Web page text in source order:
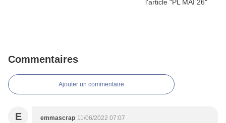
Commentaires
Ajouter un commentaire
E emmascrap 11/06/2022 07:07